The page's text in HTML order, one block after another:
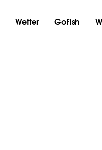
Wetter GoFish